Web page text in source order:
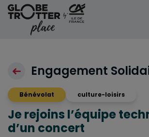
Aller au contenu
Engagement
Bénévolat culture-loisirs
Je rejoins l’équipe
d’un concert